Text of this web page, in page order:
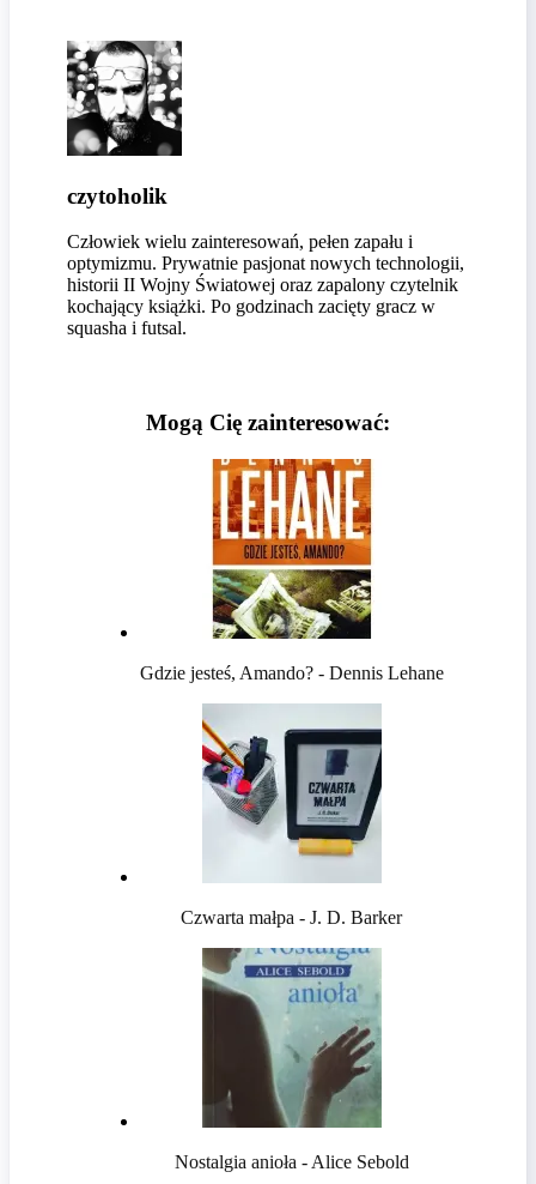
czytoholik
Człowiek wielu zainteresowań, pełen zapału i
optymizmu. Prywatnie pasjonat nowych technologii,
historii II Wojny Światowej oraz zapalony czytelnik
kochający książki. Po godzinach zacięty gracz w
squasha i futsal.
Mogą Cię zainteresować:
Gdzie jesteś, Amando? - Dennis Lehane
Czwarta małpa - J. D. Barker
Nostalgia anioła - Alice Sebold